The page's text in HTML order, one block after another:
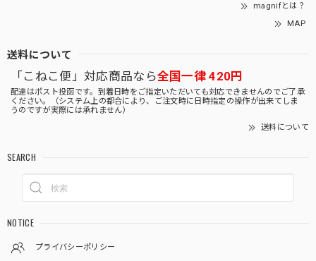
magnifとは？
MAP
送料について
「こねこ便」対応商品なら全国一律 420円
配達はポスト投函です。到着日時をご指定いただいても対応できませんのでご了承
ください。（システム上の都合により、ご注文時に日時指定の操作が出来てしま
うのですが実際には承れません）
送料について
SEARCH
NOTICE
プライバシーポリシー